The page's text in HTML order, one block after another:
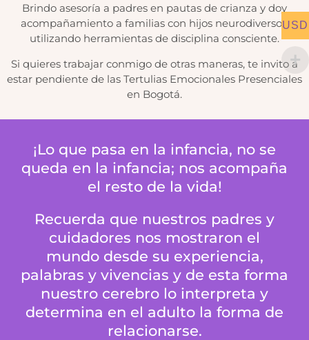
Brindo asesoría a padres en pautas de crianza y doy
acompañamiento a familias con hijos neurodiversos,
utilizando herramientas de disciplina consciente.
Si quieres trabajar conmigo de otras maneras, te invito a
estar pendiente de las Tertulias Emocionales Presenciales
en Bogotá.
¡Lo que pasa en la infancia, no se
queda en la infancia; nos acompaña
el resto de la vida!
Recuerda que nuestros padres y
cuidadores nos mostraron el
mundo desde su experiencia,
palabras y vivencias y de esta forma
nuestro cerebro lo interpreta y
determina en el adulto la forma de
relacionarse.
USD